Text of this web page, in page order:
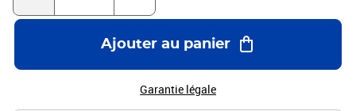
foncéMatériau : Structure en acier thermolaqué + rotin
synthétiqueMatériau de la housse de coussin : 100 %
polyesterDimensions du canapé d'angle : 69,5 x 69,5 x 63 cm (l x P
x H)Dimensions du canapé du milieu : 69,5 x 69,5 x 63 cm (l x P x
H)Épaisseur du coussin : 6 cmLa livraison comprend :1 canapé
Ajouter au panier
Garantie légale